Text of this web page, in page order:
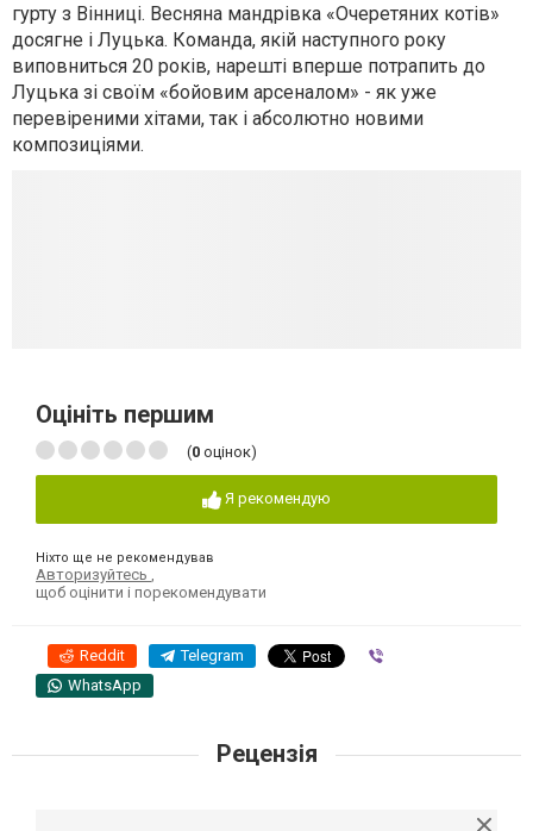
гурту з Вінниці. Весняна мандрівка «Очеретяних котів»
досягне і Луцька. Команда, якій наступного року
виповниться 20 років, нарешті вперше потрапить до
Луцька зі своїм «бойовим арсеналом» - як уже
перевіреними хітами, так і абсолютно новими
композиціями.
Оцініть першим
(0 оцінок)
Я рекомендую
Ніхто ще не рекомендував
Авторизуйтесь
щоб оцінити і порекомендувати
Reddit Telegram
WhatsApp
Рецензія